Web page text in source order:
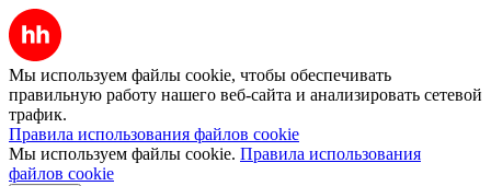
Мы используем файлы cookie, чтобы обеспечивать
правильную работу нашего веб-сайта и анализировать сетевой
трафик.
Правила использования файлов cookie
Мы используем файлы cookie. Правила использования
файлов cookie